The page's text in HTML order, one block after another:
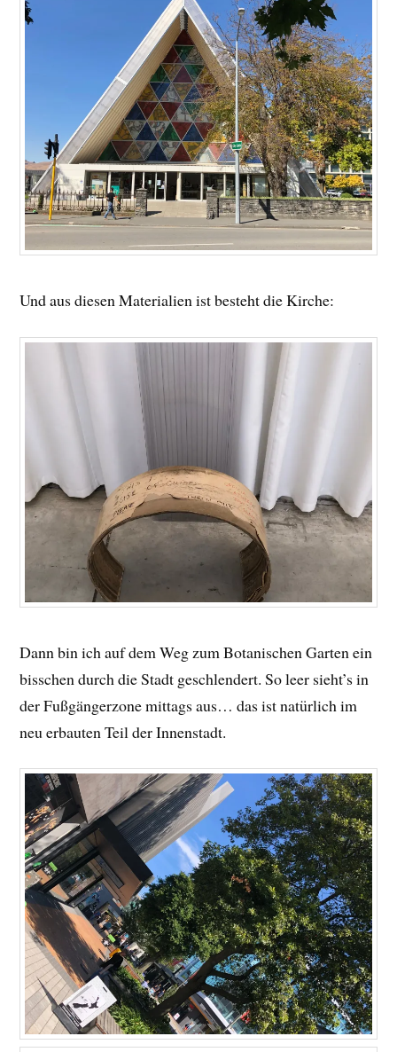
Und aus diesen Materialien ist besteht die Kirche:
Dann bin ich auf dem Weg zum Botanischen Garten ein
bisschen durch die Stadt geschlendert. So leer sieht’s in
der Fußgängerzone mittags aus… das ist natürlich im
neu erbauten Teil der Innenstadt.